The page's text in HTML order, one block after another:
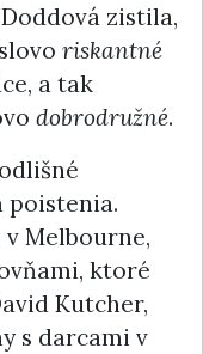
zistila,
riskantné
a tak
dobrodružné.
poistenia.
Melbourne,
ktoré
Kutcher,
s darcami v